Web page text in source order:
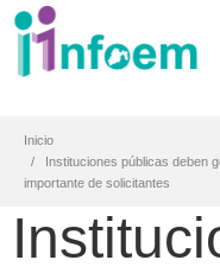
Inicio
Instituciones públicas deben
importante de solicitantes